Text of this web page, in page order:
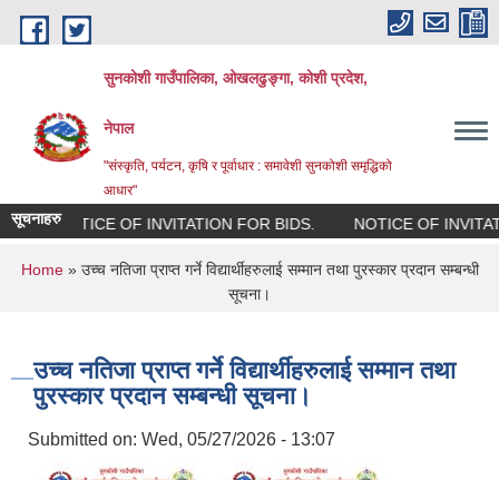
Skip to main content
सुनकोशी गाउँपालिका, ओखलढुङ्गा, कोशी प्रदेश,
नेपाल
"संस्कृति, पर्यटन, कृषि र पूर्वाधार : समावेशी सुनकोशी समृद्धिको
आधार"
सूचनाहरु
NOTICE OF INVITATION FOR BIDS. NOTICE OF
You are here
Home» उच्च नतिजा प्राप्त गर्ने विद्यार्थीहरुलाई सम्मान तथा पुरस्कार प्रदान सम्बन्धी
सूचना।
उच्च नतिजा प्राप्त गर्ने विद्यार्थीहरुलाई सम्मान तथा
पुरस्कार प्रदान सम्बन्धी सूचना।
Submitted on: Wed, 05/27/2026 - 13:07